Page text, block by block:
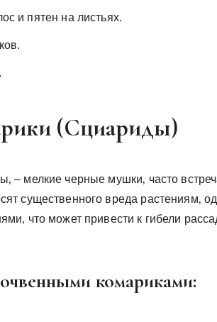
и пятен на листьях.
(Сциариды)
– мелкие черные мушки‚ часто
существенного вреда растениям‚
что может привести к гибели
комариками: